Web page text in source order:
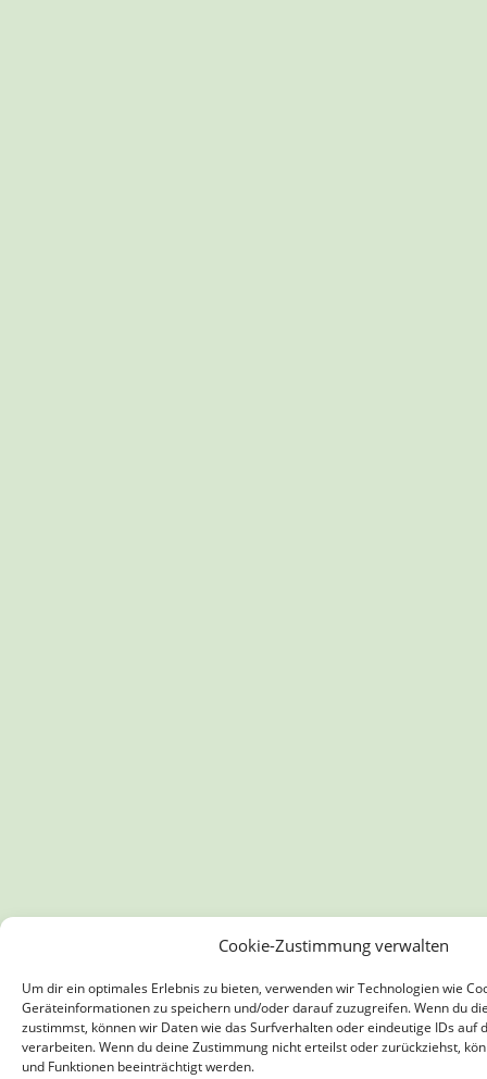
Cookie-Zustimmung verwalten
Um dir ein optimales Erlebnis zu bieten, verwenden wir Technologien wie
Geräteinformationen zu speichern und/oder darauf zuzugreifen. Wenn du
zustimmst, können wir Daten wie das Surfverhalten oder eindeutige IDs auf
verarbeiten. Wenn du deine Zustimmung nicht erteilst oder zurückziehst,
und Funktionen beeinträchtigt werden.